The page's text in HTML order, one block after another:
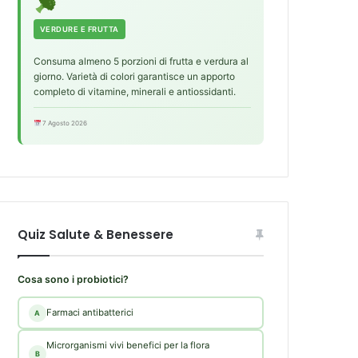
VERDURE E FRUTTA
Consuma almeno 5 porzioni di frutta e verdura al
giorno. Varietà di colori garantisce un apporto
completo di vitamine, minerali e antiossidanti.
7 Agosto 2026
Quiz Salute & Benessere
Cosa sono i probiotici?
A Farmaci antibatterici
B
Microrganismi vivi benefici per la flora